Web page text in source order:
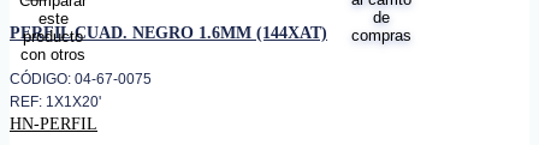
favorito
PERFIL CUAD. NEGRO 1.6MM (144XAT)
CÓDIGO: 04-67-0075
REF: 1X1X20'
HN-PERFIL